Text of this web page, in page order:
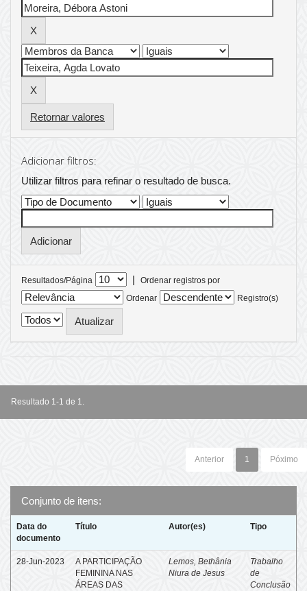
Retornar valores
Adicionar filtros:
Utilizar filtros para refinar o resultado de busca.
Resultados/Página |
Ordenar registros por
Ordenar
Registro(s)
Resultado 1-1 de 1.
Anterior 1 Póximo
Conjunto de itens:
Data do
documento
Título Autor(es) Tipo
28-Jun-2023
A PARTICIPAÇÃO
FEMININA NAS
ÁREAS DAS
Lemos, Bethânia
Niura de Jesus
Trabalho
de
Conclusão